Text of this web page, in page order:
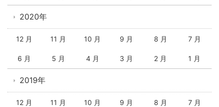
2020年
12 月 11 月 10 月 9 月 8 月 7 月
6 月 5 月 4 月 3 月 2 月 1 月
2019年
12 月 11 月 10 月 9 月 8 月 7 月